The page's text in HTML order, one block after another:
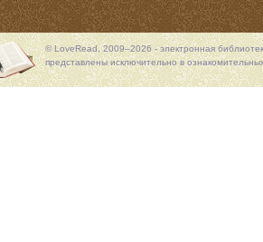
© LoveRead, 2009–2026 - электронная
представлены исключительно в